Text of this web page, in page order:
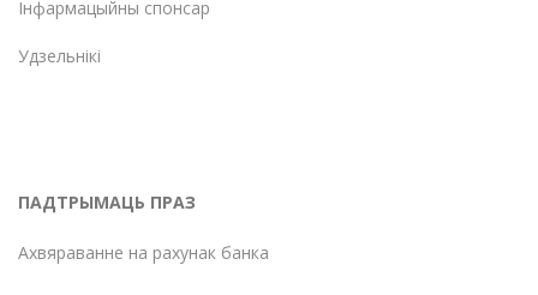
Інфармацыйны спонсар
Удзельнікі
ПАДТРЫМАЦЬ ПРАЗ
Ахвяраванне на рахунак банка